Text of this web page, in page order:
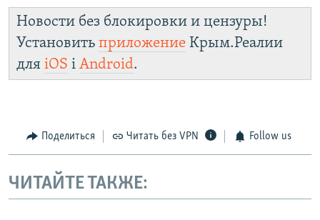
Новости без блокировки и цензуры!
Установить приложение Крым.Реалии
для iOS і Android.
Поделиться Читать без VPN Follow us
ЧИТАЙТЕ ТАКЖЕ: